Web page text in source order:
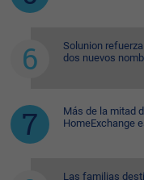
Solunion
dos nuevos
Más de la mitad
HomeExchange
Las familias